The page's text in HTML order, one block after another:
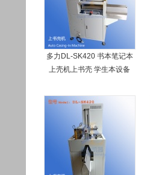
多力DL-SK420 书本笔记本
上壳机上书壳 学生本设备